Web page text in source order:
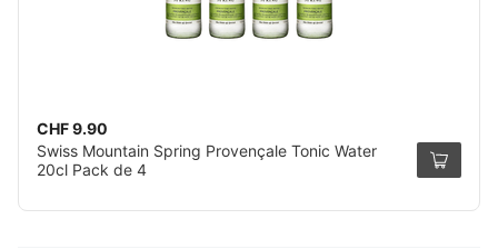
CHF 9.90
Swiss Mountain Spring Provençale Tonic Water
20cl Pack de 4